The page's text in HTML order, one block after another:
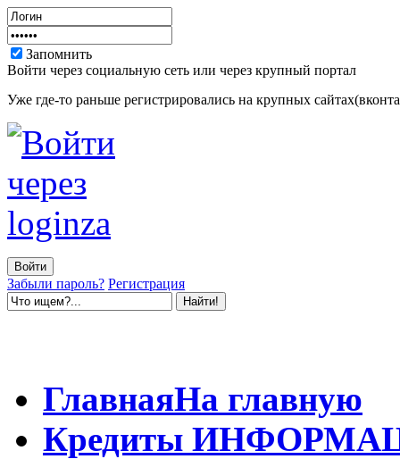
Запомнить
Войти через социальную сеть или через крупный портал
Уже где-то раньше регистрировались на крупных
Забыли пароль? Регистрация
ГлавнаяНа главную
Кредиты